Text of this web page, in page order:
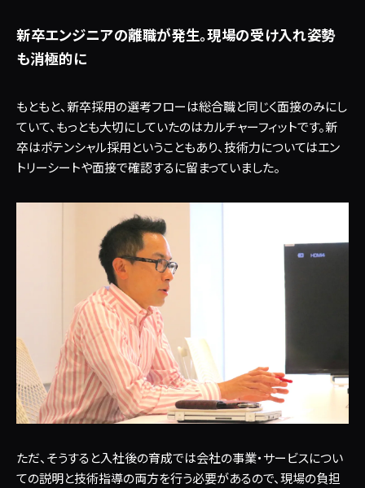
新卒エンジニアの離職が発生。現場の受け入れ姿勢
も消極的に
もともと、新卒採用の選考フローは総合職と同じく面接のみにし
ていて、もっとも大切にしていたのはカルチャーフィットです。新
卒はポテンシャル採用ということもあり、技術力についてはエン
トリーシートや面接で確認するに留まっていました。
ただ、そうすると入社後の育成では会社の事業・サービスについ
ての説明と技術指導の両方を行う必要があるので、現場の負担